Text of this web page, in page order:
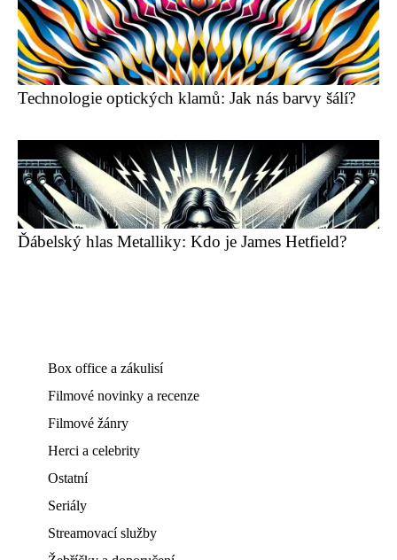
Technologie optických klamů: Jak nás barvy šálí?
Ďábelský hlas Metalliky: Kdo je James Hetfield?
Box office a zákulisí
Filmové novinky a recenze
Filmové žánry
Herci a celebrity
Ostatní
Seriály
Streamovací služby